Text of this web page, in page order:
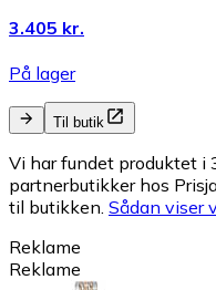
3.405 kr.
På lager
Til butik
Vi har fundet produktet i
partnerbutikker hos
til butikken. Sådan viser
Reklame
Reklame